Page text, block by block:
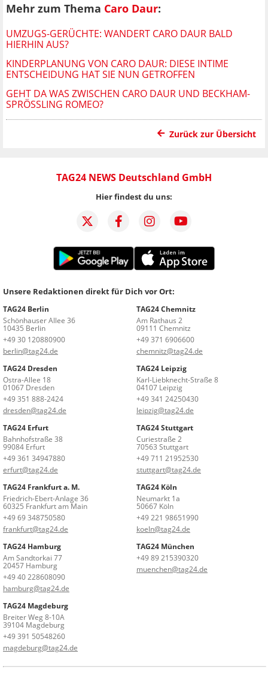
Mehr zum Thema Caro Daur:
UMZUGS-GERÜCHTE: WANDERT CARO DAUR BALD
HIERHIN AUS?
KINDERPLANUNG VON CARO DAUR: DIESE INTIME
ENTSCHEIDUNG HAT SIE NUN GETROFFEN
GEHT DA WAS ZWISCHEN CARO DAUR UND BECKHAM-
SPRÖSSLING ROMEO?
Zurück zur Übersicht
TAG24 NEWS Deutschland GmbH
Hier findest du uns:
Unsere Redaktionen direkt für Dich vor Ort:
TAG24 Berlin
Schönhauser Allee 36
10435 Berlin
+49 30 120880900
berlin@tag24.de
TAG24 Chemnitz
Am Rathaus 2
09111 Chemnitz
+49 371 6906600
chemnitz@tag24.de
TAG24 Dresden
Ostra-Allee 18
01067 Dresden
+49 351 888-2424
dresden@tag24.de
TAG24 Leipzig
Karl-Liebknecht-Straße 8
04107 Leipzig
+49 341 24250430
leipzig@tag24.de
TAG24 Erfurt
Bahnhofstraße 38
99084 Erfurt
+49 361 34947880
erfurt@tag24.de
TAG24 Stuttgart
Curiestraße 2
70563 Stuttgart
+49 711 21952530
stuttgart@tag24.de
TAG24 Frankfurt a. M.
Friedrich-Ebert-Anlage 36
60325 Frankfurt am Main
+49 69 348750580
frankfurt@tag24.de
TAG24 Köln
Neumarkt 1a
50667 Köln
+49 221 98651990
koeln@tag24.de
TAG24 Hamburg
Am Sandtorkai 77
20457 Hamburg
+49 40 228608090
hamburg@tag24.de
TAG24 München
+49 89 215390320
muenchen@tag24.de
TAG24 Magdeburg
Breiter Weg 8-10A
39104 Magdeburg
+49 391 50548260
magdeburg@tag24.de